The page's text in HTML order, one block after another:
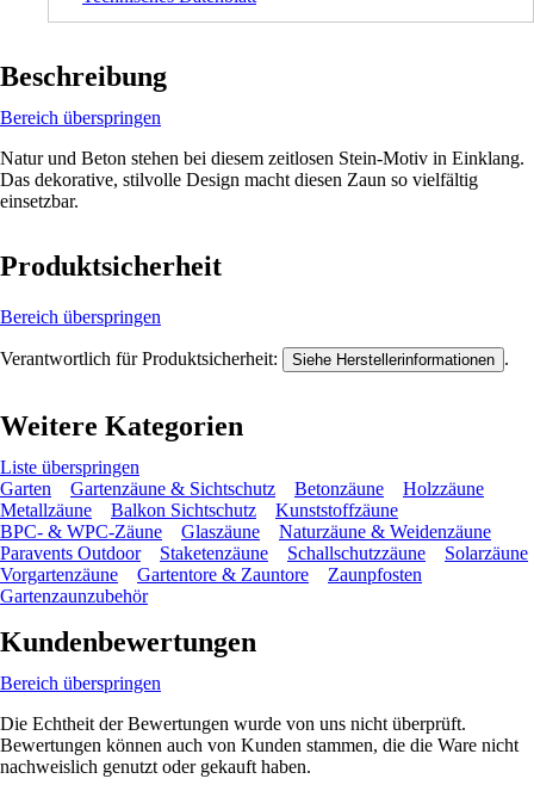
Beschreibung
Bereich überspringen
Natur und Beton stehen bei diesem zeitlosen Stein-Motiv in Einklang.
Das dekorative, stilvolle Design macht diesen Zaun so vielfältig
einsetzbar.
Produktsicherheit
Bereich überspringen
Verantwortlich für Produktsicherheit: Siehe Herstellerinformationen .
Weitere Kategorien
Liste überspringen
Garten
Gartenzäune & Sichtschutz Betonzäune
Holzzäune
Metallzäune
Balkon Sichtschutz
Kunststoffzäune
BPC- & WPC-Zäune
Glaszäune
Naturzäune & Weidenzäune
Paravents Outdoor
Staketenzäune Schallschutzzäune
Solarzäune
Vorgartenzäune
Gartentore & Zauntore
Zaunpfosten
Gartenzaunzubehör
Kundenbewertungen
Bereich überspringen
Die Echtheit der Bewertungen wurde von uns nicht überprüft.
Bewertungen können auch von Kunden stammen, die die Ware nicht
nachweislich genutzt oder gekauft haben.